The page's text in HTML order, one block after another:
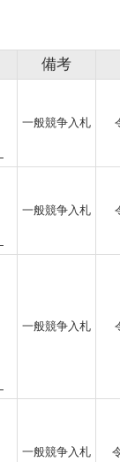
備考
一般競争入札
一般競争入札
一般競争入札
一般競争入札